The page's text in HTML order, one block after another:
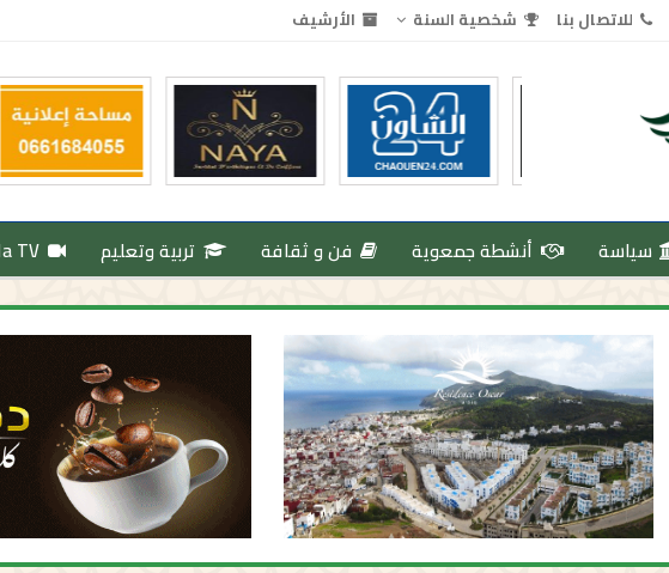
للاتصال بنا شخصية السنة الأرشيف
سياسة أنشطة جمعوية فن و ثقافة تربية وتعليم TV